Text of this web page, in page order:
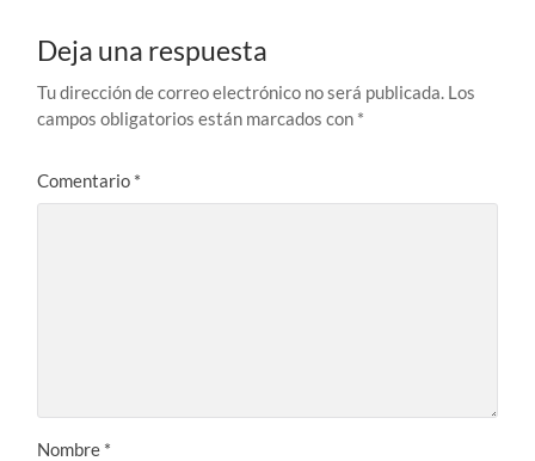
Deja una respuesta
Tu dirección de correo electrónico no será publicada. Los
campos obligatorios están marcados con *
Comentario *
Nombre *